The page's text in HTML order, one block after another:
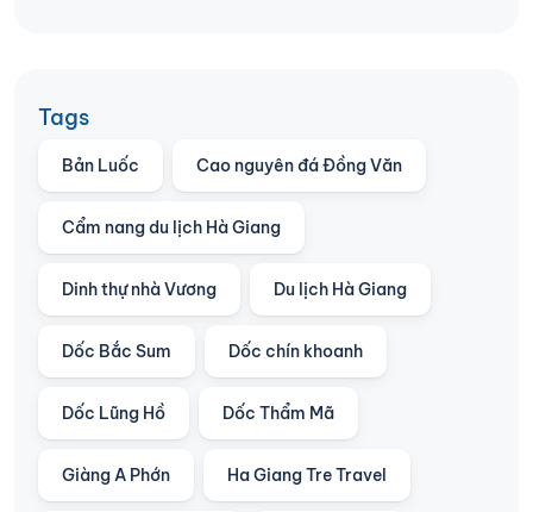
Tags
Bản Luốc Cao nguyên đá Đồng Văn
Cẩm nang du lịch Hà Giang
Dinh thự nhà Vương Du lịch Hà Giang
Dốc Bắc Sum Dốc chín khoanh
Dốc Lũng Hồ Dốc Thẩm Mã
Giàng A Phớn Ha Giang Tre Travel